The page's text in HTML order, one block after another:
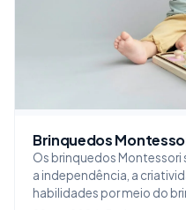
Brinquedos
Os brinquedos
a independência, a
habilidades por meio do